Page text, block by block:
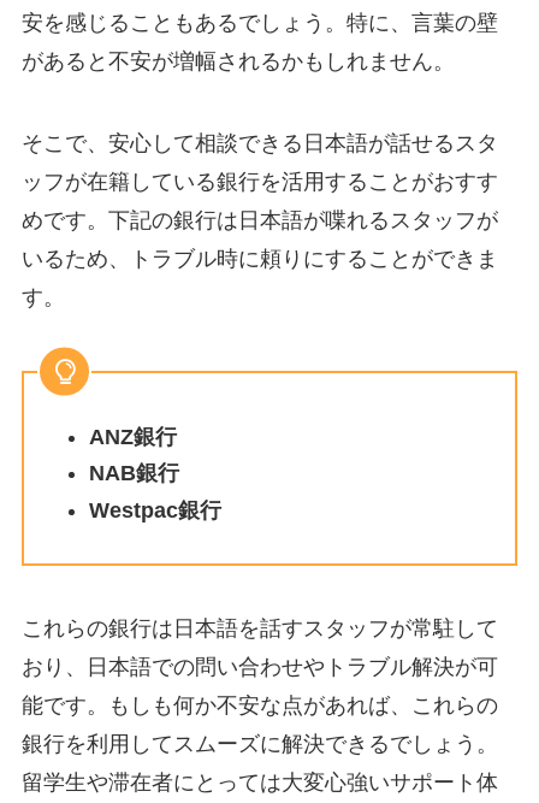
安を感じることもあるでしょう。特に、言葉の壁
があると不安が増幅されるかもしれません。
そこで、安心して相談できる日本語が話せるスタ
ッフが在籍している銀行を活用することがおすす
めです。下記の銀行は日本語が喋れるスタッフが
いるため、トラブル時に頼りにすることができま
す。
ANZ銀行
NAB銀行
Westpac銀行
これらの銀行は日本語を話すスタッフが常駐して
おり、日本語での問い合わせやトラブル解決が可
能です。もしも何か不安な点があれば、これらの
銀行を利用してスムーズに解決できるでしょう。
留学生や滞在者にとっては大変心強いサポート体